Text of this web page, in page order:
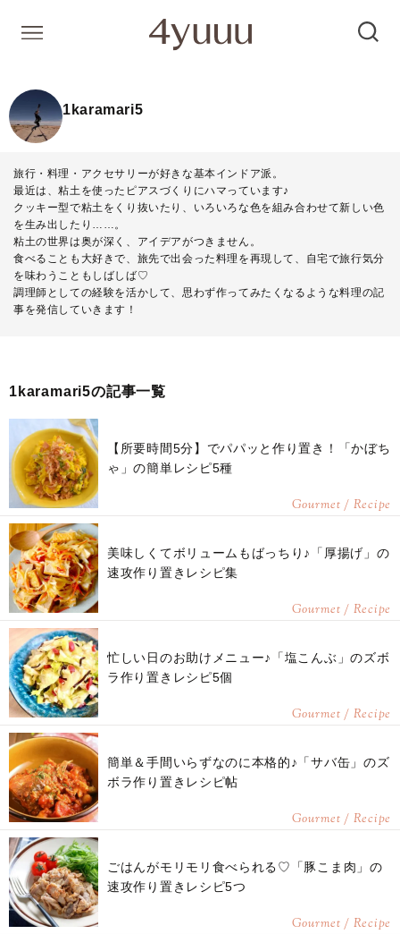
1karamari5
旅行・料理・アクセサリーが好きな基本インドア派。
最近は、粘土を使ったピアスづくりにハマっています♪
クッキー型で粘土をくり抜いたり、いろいろな色を組み合わせて新しい色
を生み出したり……。
粘土の世界は奥が深く、アイデアがつきません。
食べることも大好きで、旅先で出会った料理を再現して、自宅で旅行気分
を味わうこともしばしば♡
調理師としての経験を活かして、思わず作ってみたくなるような料理の記
事を発信していきます！
1karamari5の記事一覧
【所要時間5分】でパパッと作り置き！「かぼち
ゃ」の簡単レシピ5種
Gourmet / Recipe
美味しくてボリュームもばっちり♪「厚揚げ」の
速攻作り置きレシピ集
Gourmet / Recipe
忙しい日のお助けメニュー♪「塩こんぶ」のズボ
ラ作り置きレシピ5個
Gourmet / Recipe
簡単＆手間いらずなのに本格的♪「サバ缶」のズ
ボラ作り置きレシピ帖
Gourmet / Recipe
ごはんがモリモリ食べられる♡「豚こま肉」の
速攻作り置きレシピ5つ
Gourmet / Recipe